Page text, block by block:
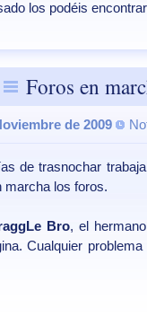
los podéis
Foros en
de 2009
de trasnochar
marcha los foros.
Bro, el
Cualquier